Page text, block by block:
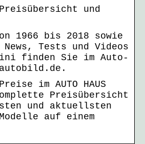
und
1966 bis 2018 sowie
Tests und Videos
finden Sie im Auto-
im AUTO HAUS
Preisübersicht
und aktuellsten
auf einem